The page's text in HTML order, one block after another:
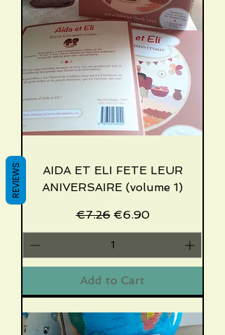
AIDA ET ELI FETE LEUR
ANIVERSAIRE (volume 1)
Regular Price
€7.26 Sale Price
€6.90
Add to Cart
REVIEWS